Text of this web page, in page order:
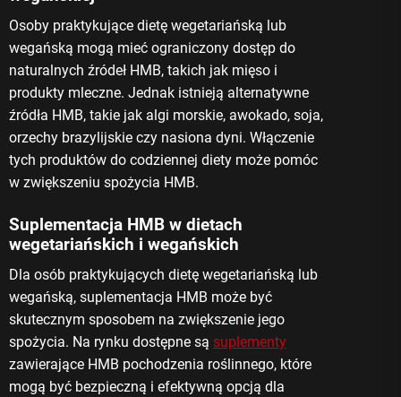
Osoby praktykujące dietę wegetariańską lub
wegańską mogą mieć ograniczony dostęp do
naturalnych źródeł HMB, takich jak mięso i
produkty mleczne. Jednak istnieją alternatywne
źródła HMB, takie jak algi morskie, awokado, soja,
orzechy brazylijskie czy nasiona dyni. Włączenie
tych produktów do codziennej diety może pomóc
w zwiększeniu spożycia HMB.
Suplementacja HMB w dietach
wegetariańskich i wegańskich
Dla osób praktykujących dietę wegetariańską lub
wegańską, suplementacja HMB może być
skutecznym sposobem na zwiększenie jego
spożycia. Na rynku dostępne są suplementy
zawierające HMB pochodzenia roślinnego, które
mogą być bezpieczną i efektywną opcją dla